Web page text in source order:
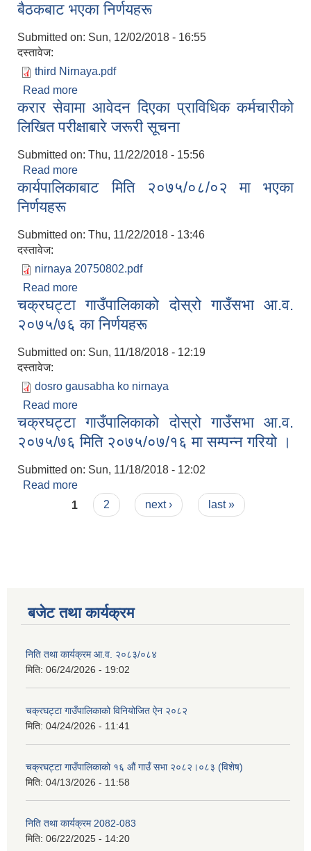
बैठकबाट भएका निर्णयहरू
Submitted on: Sun, 12/02/2018 - 16:55
दस्तावेज:
third Nirnaya.pdf
Read more
बैठकबाट भएका निर्णयहरू
करार सेवामा आवेदन दिएका प्राविधिक कर्मचारीको
लिखित परीक्षाबारे जरूरी सूचना
Submitted on: Thu, 11/22/2018 - 15:56
Read more
लिखित परीक्षाबारे जरूरी सूचना
कार्यपालिकाबाट मिति २०७५/०८/०२ मा भएका
निर्णयहरू
Submitted on: Thu, 11/22/2018 - 13:46
दस्तावेज:
nirnaya 20750802.pdf
Read more
निर्णयहरू
चक्रघट्टा गाउँपालिकाको दोस्रो गाउँसभा आ.व.
२०७५/७६ का निर्णयहरू
Submitted on: Sun, 11/18/2018 - 12:19
दस्तावेज:
dosro gausabha ko nirnaya
Read more
२०७५/७६ का निर्णयहरू
चक्रघट्टा गाउँपालिकाको दोस्रो गाउँसभा आ.व.
२०७५/७६ मिति २०७५/०७/१६ मा सम्पन्न गरियो ।
Submitted on: Sun, 11/18/2018 - 12:02
Read more
२०७५/७६ मिति २०७५/०७/१६ मा सम्पन्न गरियो ।
Pages
1 2 next › last »
बजेट तथा कार्यक्रम
निति तथा कार्यक्रम आ‍.व. २०८३/०८४
मिति: 06/24/2026 - 19:02
चक्रघट्टा गाउँपालिकाको विनियोजित ऐन २०८२
मिति: 04/24/2026 - 11:41
चक्रघट्टा गाउँपालिकाको १६ औं गाउँ सभा २०८२।०८३ (विशेष)
मिति: 04/13/2026 - 11:58
निति तथा कार्यक्रम 2082-083
मिति: 06/22/2025 - 14:20